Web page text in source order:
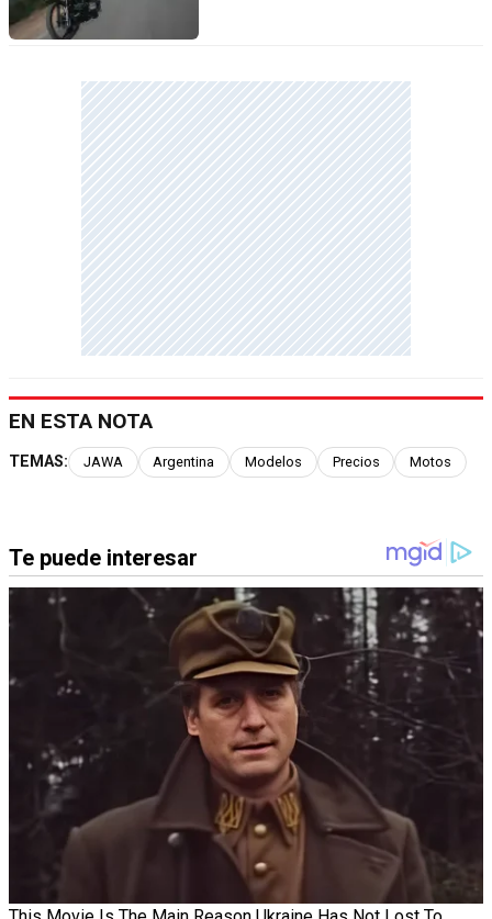
EN ESTA NOTA
TEMAS: JAWA Argentina Modelos Precios Motos